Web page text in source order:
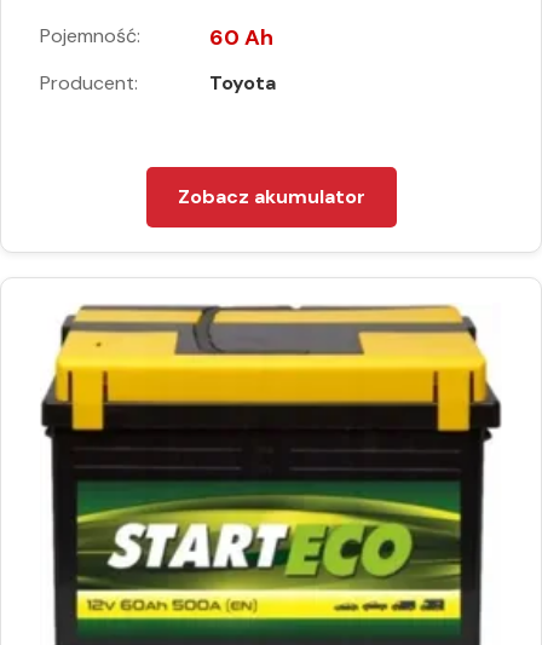
Pojemność: 60 Ah
Producent: Toyota
Zobacz akumulator